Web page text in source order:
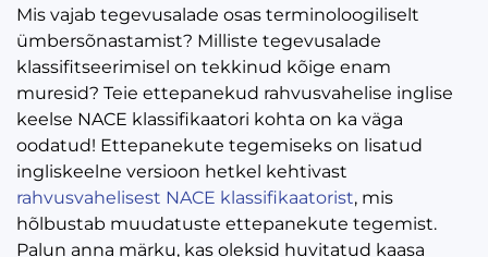
Mis vajab tegevusalade osas terminoloogiliselt
ümbersõnastamist? Milliste tegevusalade
klassifitseerimisel on tekkinud kõige enam
muresid? Teie ettepanekud rahvusvahelise inglise
keelse NACE klassifikaatori kohta on ka väga
oodatud! Ettepanekute tegemiseks on lisatud
ingliskeelne versioon hetkel kehtivast
rahvusvahelisest NACE klassifikaatorist, mis
hõlbustab muudatuste ettepanekute tegemist.
Palun anna märku, kas oleksid huvitatud kaasa